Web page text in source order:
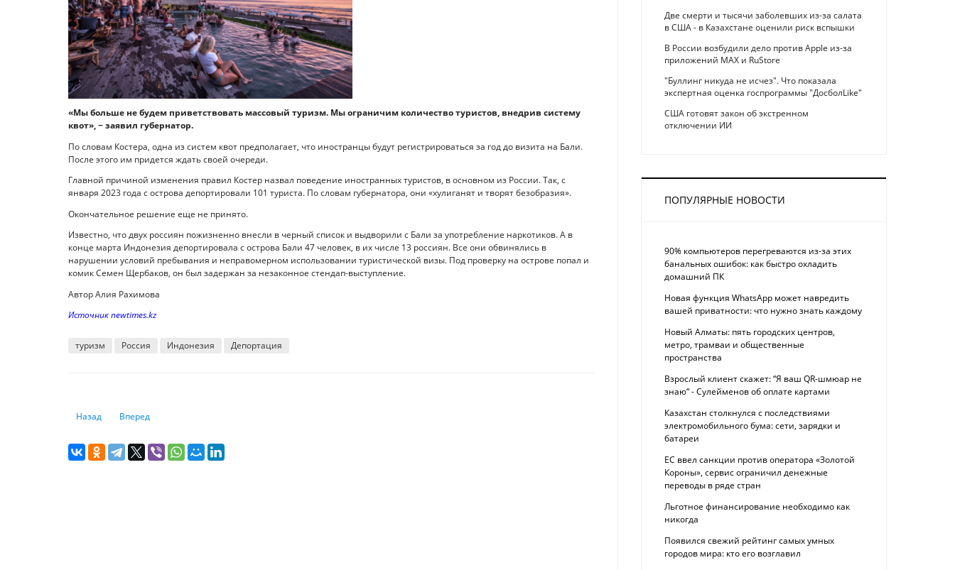
«Мы больше не будем приветствовать массовый туризм. Мы ограничим количество туристов, внедрив систему
квот», − заявил губернатор.
По словам Костера, одна из систем квот предполагает, что иностранцы будут регистрироваться за год до визита на Бали.
После этого им придется ждать своей очереди.
Главной причиной изменения правил Костер назвал поведение иностранных туристов, в основном из России. Так, с
января 2023 года с острова депортировали 101 туриста. По словам губернатора, они «хулиганят и творят безобразия».
Окончательное решение еще не принято.
Известно, что двух россиян пожизненно внесли в черный список и выдворили с Бали за употребление наркотиков. А в
конце марта Индонезия депортировала с острова Бали 47 человек, в их числе 13 россиян. Все они обвинялись в
нарушении условий пребывания и неправомерном использовании туристической визы. Под проверку на острове попал и
комик Семен Щербаков, он был задержан за незаконное стендап-выступление.
Автор Алия Рахимова
Источник newtimes.kz
туризм Россия Индонезия Депортация
Предыдущий: В Китае раскрыли роковую ошибку США
Назад Следующий: Raiffeisen Bank закрыл корсчета всем российским банкам, кроме дочернего
Вперед
Две смерти и тысячи заболевших из-за салата
в США - в Казахстане оценили риск вспышки
В России возбудили дело против Apple из-за
приложений MAX и RuStore
"Буллинг никуда не исчез". Что показала
экспертная оценка госпрограммы "ДосболLike"
США готовят закон об экстренном
отключении ИИ
ПОПУЛЯРНЫЕ НОВОСТИ
90% компьютеров перегреваются из-за этих
банальных ошибок: как быстро охладить
домашний ПК
Новая функция WhatsApp может навредить
вашей приватности: что нужно знать каждому
Новый Алматы: пять городских центров,
метро, трамваи и общественные
пространства
Взрослый клиент скажет: “Я ваш QR-шмюар не
знаю“ - Сулейменов об оплате картами
Казахстан столкнулся с последствиями
электромобильного бума: сети, зарядки и
батареи
ЕС ввел санкции против оператора «Золотой
Короны», сервис ограничил денежные
переводы в ряде стран
Льготное финансирование необходимо как
никогда
Появился свежий рейтинг самых умных
городов мира: кто его возглавил